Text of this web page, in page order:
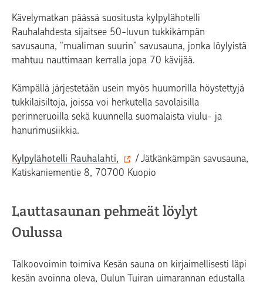
Kävelymatkan päässä suositusta kylpylähotelli
Rauhalahdesta sijaitsee 50-luvun tukkikämpän
savusauna, “mualiman suurin” savusauna, jonka löylyistä
mahtuu nauttimaan kerralla jopa 70 kävijää.
Kämpällä järjestetään usein myös huumorilla höystettyjä
tukkilaisiltoja, joissa voi herkutella savolaisilla
perinneruoilla sekä kuunnella suomalaista viulu- ja
hanurimusiikkia.
Kylpylähotelli Rauhalahti,
/ Jätkänkämpän savusauna,
Katiskaniementie 8, 70700 Kuopio
Lauttasaunan pehmeät löylyt
Oulussa
Talkoovoimin toimiva Kesän sauna on kirjaimellisesti läpi
kesän avoinna oleva, Oulun Tuiran uimarannan edustalla